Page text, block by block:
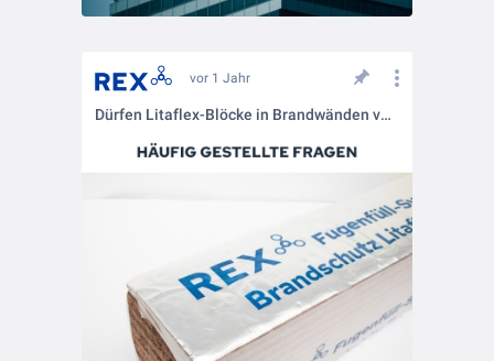
vor 1 Jahr
Dürfen Litaflex-Blöcke in Brandwänden verwendet werden?